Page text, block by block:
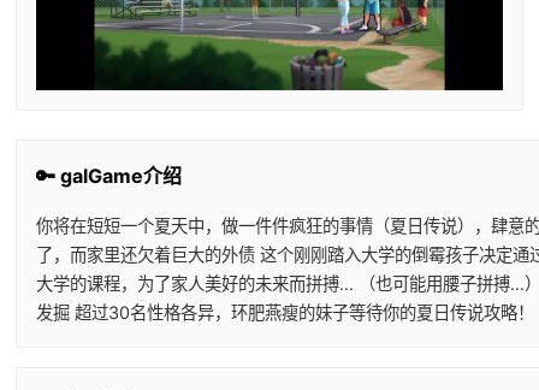
🔑 galGame介绍
你将在短短一个夏天中，做一件件疯狂的事情（夏日传说），肆
了，而家里还欠着巨大的外债 这个刚刚踏入大学的倒霉孩子决定
大学的课程，为了家人美好的未来而拼搏… （也可能用腰子拼搏…
发掘 超过30名性格各异，环肥燕瘦的妹子等待你的夏日传说攻略